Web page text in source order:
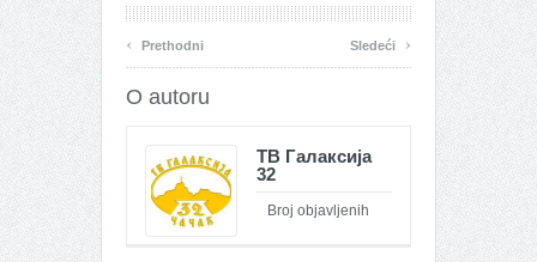
‹ Prethodni Sledeći ›
O autoru
ТВ Галаксија
32
Broj objavljenih